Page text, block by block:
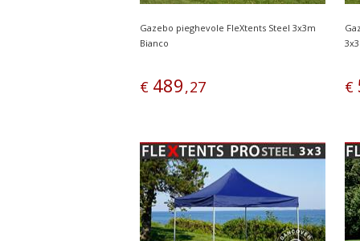
Gazebo pieghevole FleXtents Steel 3x3m
Bianco
€ 489,27 €